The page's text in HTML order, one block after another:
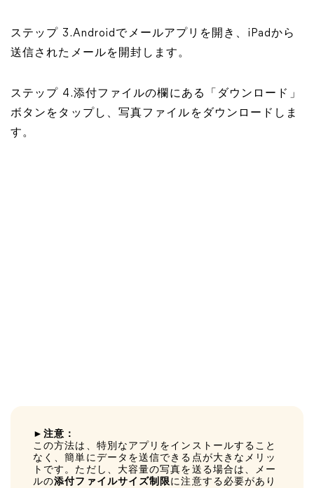
ステップ 3.Androidでメールアプリを開き、iPadから
送信されたメールを開封します。
ステップ 4.添付ファイルの欄にある「ダウンロード」
ボタンをタップし、写真ファイルをダウンロードしま
す。
►注意：
この方法は、特別なアプリをインストールすること
なく、簡単にデータを送信できる点が大きなメリッ
トです。ただし、大容量の写真を送る場合は、メー
ルの添付ファイルサイズ制限に注意する必要があり